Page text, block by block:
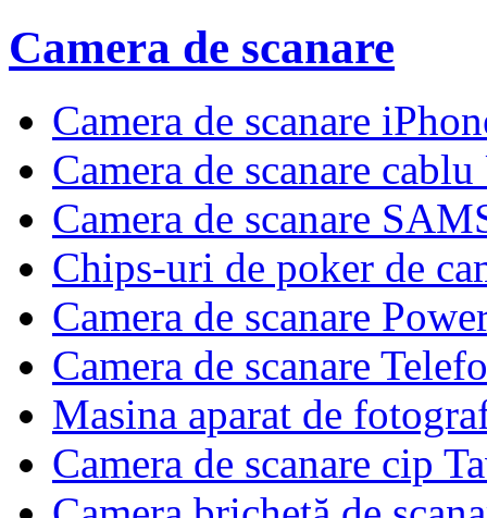
Camera de scanare
Camera de scanare
Camera de scanare
Camera de scanare
Chips-uri de poker de
Camera de scanare
Camera de scanare
Masina aparat de
Camera de scanare cip